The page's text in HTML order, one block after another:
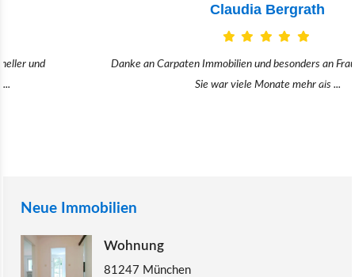
Claudia Bergrath
Danke an Carpaten Immobilien und besonders an Frau Adriana Sarca.
Sie war viele Monate mehr als ...
Neue Immobilien
Wohnung
81247 München